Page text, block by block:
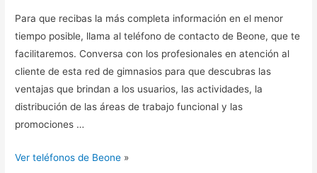
Para que recibas la más completa información en el menor
tiempo posible, llama al teléfono de contacto de Beone, que te
facilitaremos. Conversa con los profesionales en atención al
cliente de esta red de gimnasios para que descubras las
ventajas que brindan a los usuarios, las actividades, la
distribución de las áreas de trabajo funcional y las
promociones …
Ver teléfonos de Beone »